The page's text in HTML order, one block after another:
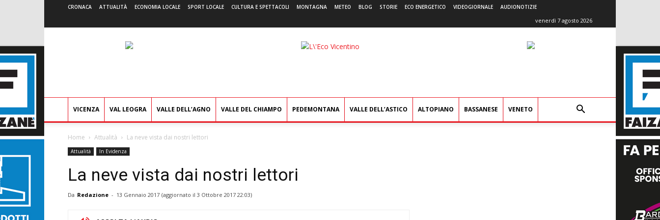
CRONACA ATTUALITÀ ECONOMIA LOCALE SPORT LOCALE CULTURA E SPETTACOLI MONTAGNA METEO BLOG STORIE ECO ENERGETICO VIDEOGIORNALE AUDIONOTIZIE
venerdì 7 agosto 2026
L'Eco
VICENZA VAL LEOGRA VALLE DELL’AGNO VALLE DEL CHIAMPO PEDEMONTANA VALLE DELL’ASTICO ALTOPIANO BASSANESE VENETO
Home Attualità La neve vista dai nostri lettori
Attualità In Evidenza
La neve vista dai nostri lettori
Da Redazione - 13 Gennaio 2017 (aggiornato il 3 Ottobre 2017 22:03)